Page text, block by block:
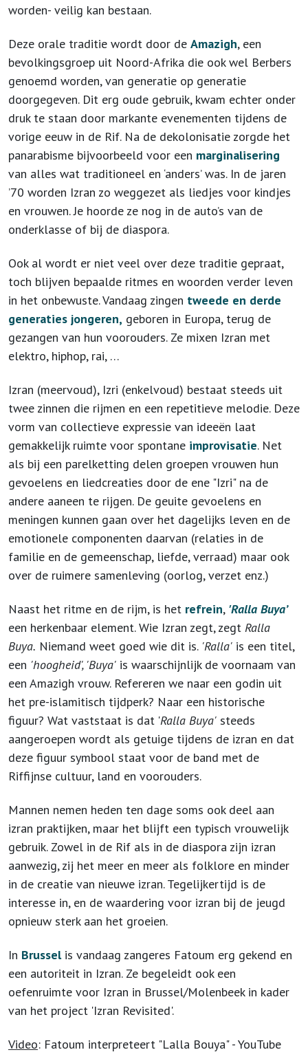
worden- veilig kan bestaan.
Deze orale traditie wordt door de Amazigh, een
bevolkingsgroep uit Noord-Afrika die ook wel Berbers
genoemd worden, van generatie op generatie
doorgegeven. Dit erg oude gebruik, kwam echter onder
druk te staan door markante evenementen tijdens de
vorige eeuw in de Rif. Na de dekolonisatie zorgde het
panarabisme bijvoorbeeld voor een marginalisering
van alles wat traditioneel en ‘anders’ was. In de jaren
’70 worden Izran zo weggezet als liedjes voor kindjes
en vrouwen. Je hoorde ze nog in de auto’s van de
onderklasse of bij de diaspora.
Ook al wordt er niet veel over deze traditie gepraat,
toch blijven bepaalde ritmes en woorden verder leven
in het onbewuste. Vandaag zingen tweede en derde
generaties jongeren, geboren in Europa, terug de
gezangen van hun voorouders. Ze mixen Izran met
elektro, hiphop, rai, …
Izran (meervoud), Izri (enkelvoud) bestaat steeds uit
twee zinnen die rijmen en een repetitieve melodie. Deze
vorm van collectieve expressie van ideeën laat
gemakkelijk ruimte voor spontane improvisatie. Net
als bij een parelketting delen groepen vrouwen hun
gevoelens en liedcreaties door de ene "Izri" na de
andere aaneen te rijgen. De geuite gevoelens en
meningen kunnen gaan over het dagelijks leven en de
emotionele componenten daarvan (relaties in de
familie en de gemeenschap, liefde, verraad) maar ook
over de ruimere samenleving (oorlog, verzet enz.)
Naast het ritme en de rijm, is het refrein, 'Ralla Buya’
een herkenbaar element. Wie Izran zegt, zegt Ralla
Buya. Niemand weet goed wie dit is. 'Ralla' is een titel,
een 'hoogheid', 'Buya' is waarschijnlijk de voornaam van
een Amazigh vrouw. Refereren we naar een godin uit
het pre-islamitisch tijdperk? Naar een historische
figuur? Wat vaststaat is dat 'Ralla Buya' steeds
aangeroepen wordt als getuige tijdens de izran en dat
deze figuur symbool staat voor de band met de
Riffijnse cultuur, land en voorouders.
Mannen nemen heden ten dage soms ook deel aan
izran praktijken, maar het blijft een typisch vrouwelijk
gebruik. Zowel in de Rif als in de diaspora zijn izran
aanwezig, zij het meer en meer als folklore en minder
in de creatie van nieuwe izran. Tegelijkertijd is de
interesse in, en de waardering voor izran bij de jeugd
opnieuw sterk aan het groeien.
In Brusselis vandaag zangeres Fatoum erg gekend en
een autoriteit in Izran. Ze begeleidt ook een
oefenruimte voor Izran in Brussel/Molenbeek in kader
van het project 'Izran Revisited'.
Video: Fatoum interpreteert "Lalla Bouya" - YouTube